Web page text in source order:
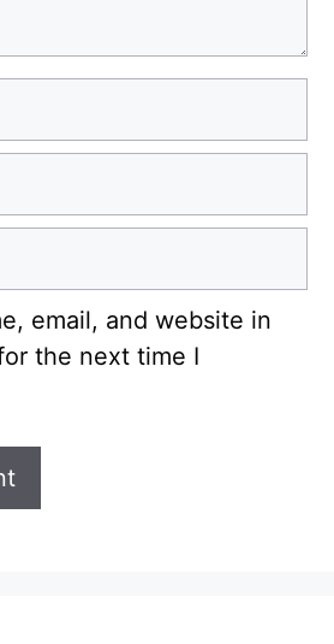
email, and website in
the next time I